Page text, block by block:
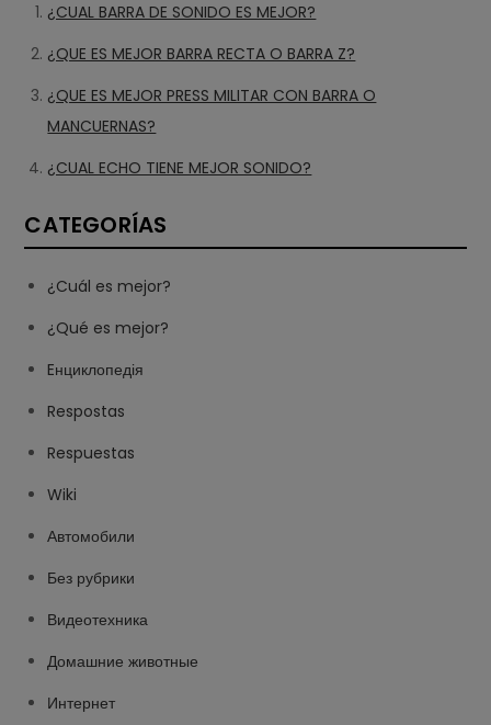
¿CUAL BARRA DE SONIDO ES MEJOR?
¿QUE ES MEJOR BARRA RECTA O BARRA Z?
¿QUE ES MEJOR PRESS MILITAR CON BARRA O
MANCUERNAS?
¿CUAL ECHO TIENE MEJOR SONIDO?
CATEGORÍAS
¿Cuál es mejor?
¿Qué es mejor?
Eнциклопедія
Respostas
Respuestas
Wiki
Автомобили
Без рубрики
Видеотехника
Домашние животные
Интернет